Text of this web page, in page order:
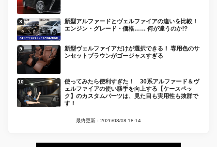
新型アルファードとヴェルファイアの違いを比較！
エンジン・グレード・価格…… 何が違うのか!?
新型ヴェルファイアだけが選択できる！ 専用色のサ
ンセットブラウンがゴージャスすぎる
使ってみたら便利すぎた！ 30系アルファード＆ヴ
ェルファイアの使い勝手を向上する【ケースペッ
ク】のカスタムパーツは、見た目も実用性も抜群で
す！
最終更新：2026/08/08 18:14